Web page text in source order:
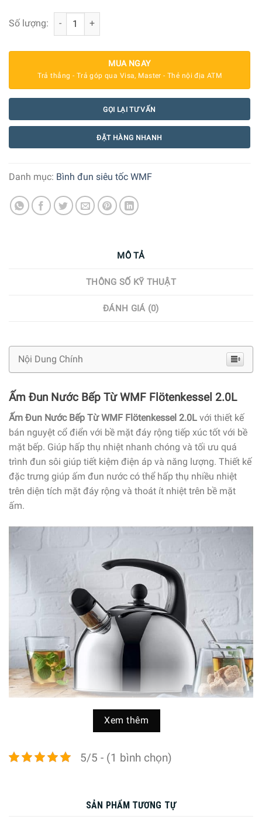
Số lượng: Ấm Đun Nước Bếp Từ WMF Flötenkessel 2.0L số lượng
MUA NGAY
Trả thẳng - Trả góp qua Visa, Master - Thẻ nội địa ATM
GỌI LẠI TƯ VẤN
ĐẶT HÀNG NHANH
Danh mục: Bình đun siêu tốc WMF
MÔ TẢ
THÔNG SỐ KỸ THUẬT
ĐÁNH GIÁ (0)
Nội Dung Chính
Ấm Đun Nước Bếp Từ WMF Flötenkessel 2.0L
Ấm Đun Nước Bếp Từ WMF Flötenkessel 2.0L với thiết kế
bán nguyệt cổ điển với bề mặt đáy rộng tiếp xúc tốt với bề
mặt bếp. Giúp hấp thụ nhiệt nhanh chóng và tối ưu quá
trình đun sôi giúp tiết kiệm điện áp và năng lượng. Thiết kế
đặc trưng giúp ấm đun nước có thể hấp thụ nhiều nhiệt
trên diện tích mặt đáy rộng và thoát ít nhiệt trên bề mặt
ấm.
Ấm Đun Nước Bếp Từ WMF Flötenkessel 2.0L
Xem thêm
5/5 - (1 bình chọn)
SẢN PHẨM TƯƠNG TỰ